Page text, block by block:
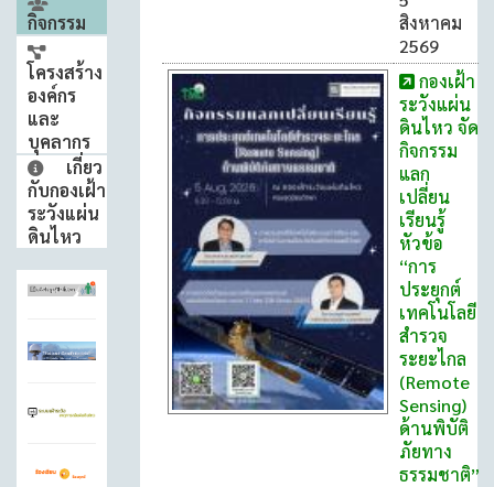
กิจกรรม
โครงสร้าง
องค์กร
และ
บุคลากร
เกี่ยว
กับกองเฝ้า
ระวังแผ่น
ดินไหว
สิงหาคม
2569
กองเฝ้า
ระวังแผ่น
ดินไหว จัด
กิจกรรม
แลก
เปลี่ยน
เรียนรู้
หัวข้อ
“การ
ประยุกต์
เทคโนโลยี
สำรวจ
ระยะไกล
(Remote
Sensing)
ด้านพิบัติ
ภัยทาง
ธรรมชาติ”